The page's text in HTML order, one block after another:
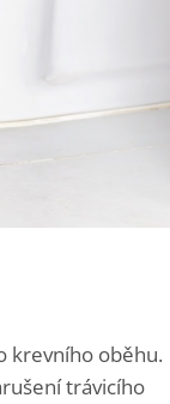
krevního oběhu.
trávicího